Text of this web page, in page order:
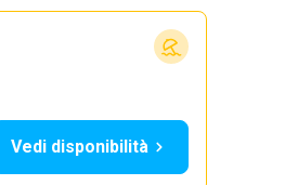
Vedi disponibilità